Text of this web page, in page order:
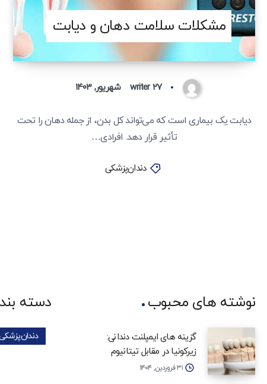
مشکلات سلامت دهان و دیابت
writer ۲۷ شهریور, ۱۴۰۳
دیابت یک بیماری است که می‌تواند کل بدن، از جمله دهان را تحت
تأثیر قرار دهد. افرادی…
دندان‌پزشکی
نوشته های محبوب
گزینه‌ های ایمپلنت دندانی:
زیرکونیا در مقابل تیتانیوم
۳۱ فروردین, ۱۴۰۴
دسته